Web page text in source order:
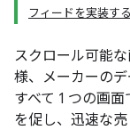
フィードを実装する
スクロール可能
様、メーカーの
すべて 1 つの画
を促し、迅速な売